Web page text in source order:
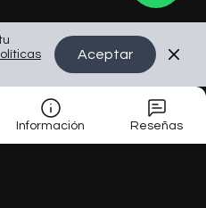
Aceptar
Información Reseñas